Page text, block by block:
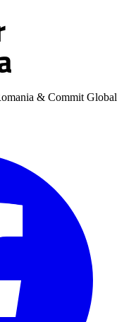
& Commit Global